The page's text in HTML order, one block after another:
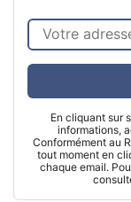
En cliquant sur
informations,
Conformément au
tout moment en
chaque email.